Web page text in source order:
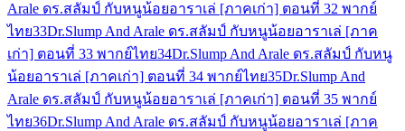
Arale ดร.สลัมป์ กับหนูน้อยอาราเล่ [ภาคเก่า] ตอนที่ 32 พากย์
ไทย33Dr.Slump And Arale ดร.สลัมป์ กับหนูน้อยอาราเล่ [ภาค
เก่า] ตอนที่ 33 พากย์ไทย34Dr.Slump And Arale ดร.สลัมป์ กับหนู
น้อยอาราเล่ [ภาคเก่า] ตอนที่ 34 พากย์ไทย35Dr.Slump And
Arale ดร.สลัมป์ กับหนูน้อยอาราเล่ [ภาคเก่า] ตอนที่ 35 พากย์
ไทย36Dr.Slump And Arale ดร.สลัมป์ กับหนูน้อยอาราเล่ [ภาค